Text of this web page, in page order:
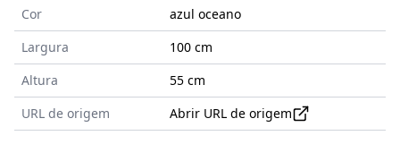
Cor
azul oceano
Largura
100 cm
Altura
55 cm
URL de origem
Abrir URL de origem